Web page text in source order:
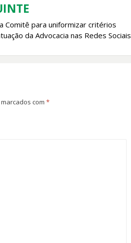
Comitê para uniformizar critérios
da Advocacia nas Redes Sociais
com *